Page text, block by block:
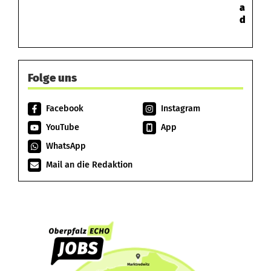
a
d
Folge uns
Facebook
Instagram
YouTube
App
WhatsApp
Mail an die Redaktion